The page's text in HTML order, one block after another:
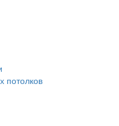
потолков